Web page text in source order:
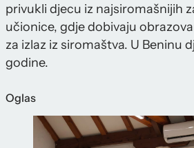
privukli djecu iz najsiromašnijih
učionice, gdje dobivaju
za izlaz iz siromaštva. U Beninu
godine.
Oglas